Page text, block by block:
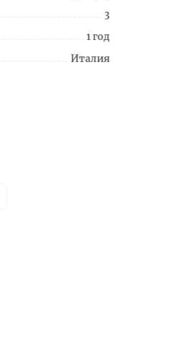
3
1 год
Италия